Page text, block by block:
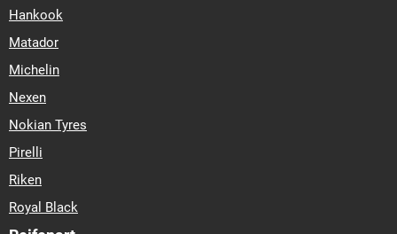
Hankook
Matador
Michelin
Nexen
Nokian Tyres
Pirelli
Riken
Royal Black